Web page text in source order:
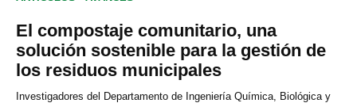
El compostaje comunitario, una
solución sostenible para la gestión de
los residuos municipales
Investigadores del Departamento de Ingeniería Química, Biológica y